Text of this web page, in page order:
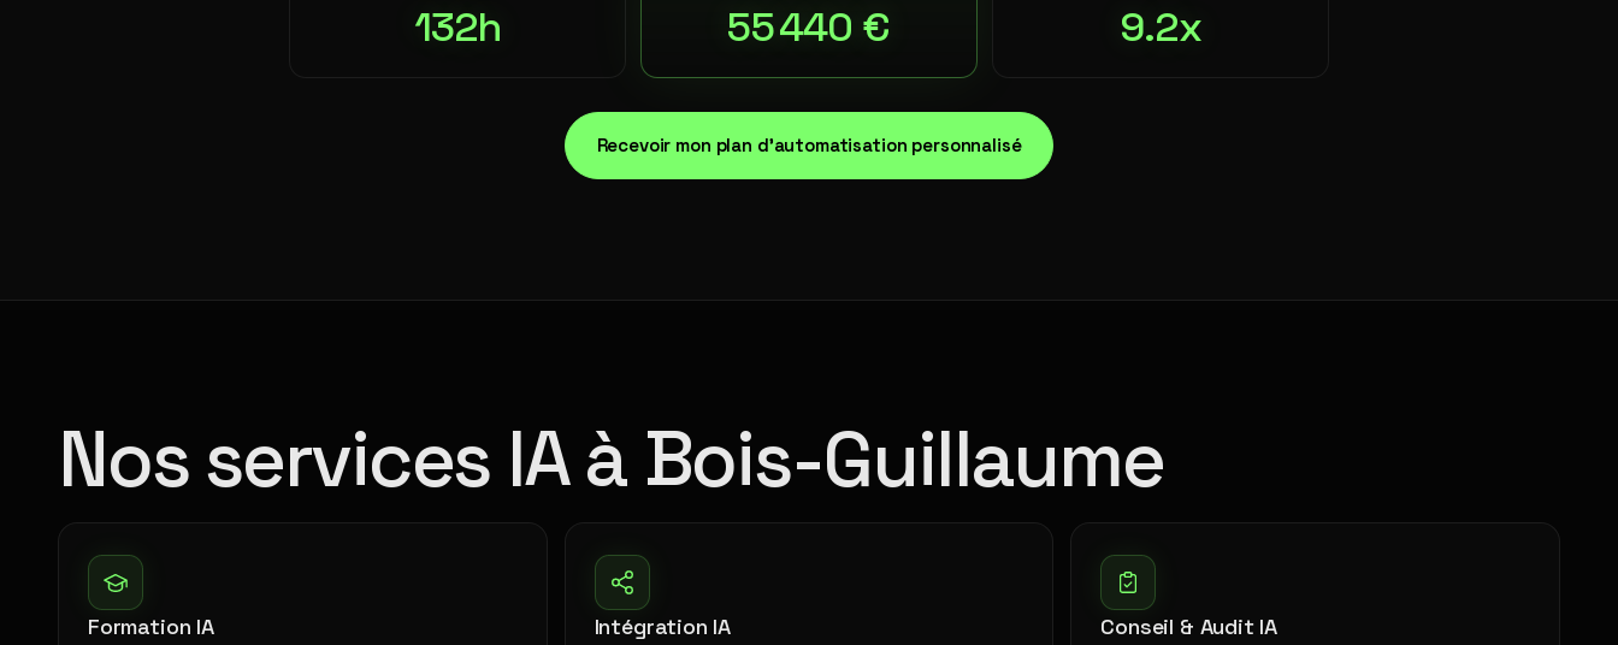
132h 55 440 € 9.2x
Recevoir mon plan d'automatisation personnalisé
Nos services IA à Bois-Guillaume
Formation IA Intégration IA Conseil & Audit IA